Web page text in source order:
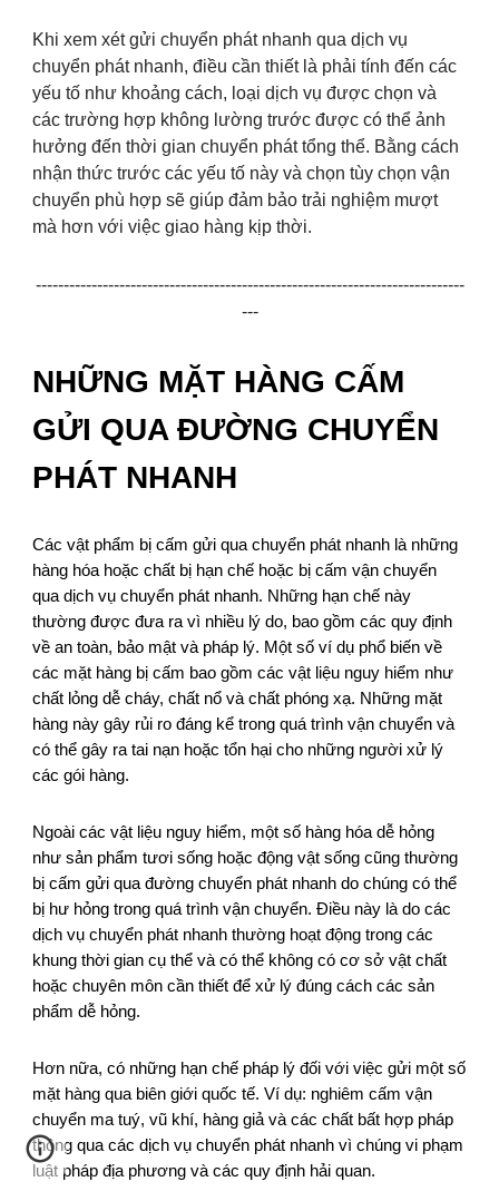
Khi xem xét gửi chuyển phát nhanh qua dịch vụ
chuyển phát nhanh, điều cần thiết là phải tính đến các
yếu tố như khoảng cách, loại dịch vụ được chọn và
các trường hợp không lường trước được có thể ảnh
hưởng đến thời gian chuyển phát tổng thể. Bằng cách
nhận thức trước các yếu tố này và chọn tùy chọn vận
chuyển phù hợp sẽ giúp đảm bảo trải nghiệm mượt
mà hơn với việc giao hàng kịp thời.
-----------------------------------------------------------------------------
---
NHỮNG MẶT HÀNG CẤM
GỬI QUA ĐƯỜNG CHUYỂN
PHÁT NHANH
Các vật phẩm bị cấm gửi qua chuyển phát nhanh là những
hàng hóa hoặc chất bị hạn chế hoặc bị cấm vận chuyển
qua dịch vụ chuyển phát nhanh. Những hạn chế này
thường được đưa ra vì nhiều lý do, bao gồm các quy định
về an toàn, bảo mật và pháp lý. Một số ví dụ phổ biến về
các mặt hàng bị cấm bao gồm các vật liệu nguy hiểm như
chất lỏng dễ cháy, chất nổ và chất phóng xạ. Những mặt
hàng này gây rủi ro đáng kể trong quá trình vận chuyển và
có thể gây ra tai nạn hoặc tổn hại cho những người xử lý
các gói hàng.
Ngoài các vật liệu nguy hiểm, một số hàng hóa dễ hỏng
như sản phẩm tươi sống hoặc động vật sống cũng thường
bị cấm gửi qua đường chuyển phát nhanh do chúng có thể
bị hư hỏng trong quá trình vận chuyển. Điều này là do các
dịch vụ chuyển phát nhanh thường hoạt động trong các
khung thời gian cụ thể và có thể không có cơ sở vật chất
hoặc chuyên môn cần thiết để xử lý đúng cách các sản
phẩm dễ hỏng.
Hơn nữa, có những hạn chế pháp lý đối với việc gửi một số
mặt hàng qua biên giới quốc tế. Ví dụ: nghiêm cấm vận
chuyển ma tuý, vũ khí, hàng giả và các chất bất hợp pháp
thông qua các dịch vụ chuyển phát nhanh vì chúng vi phạm
luật pháp địa phương và các quy định hải quan.